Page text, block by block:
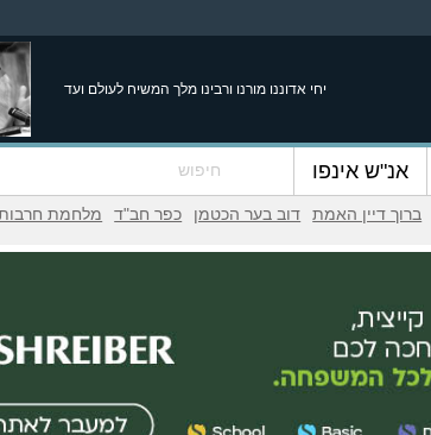
יחי אדוננו מורנו ורבינו מלך המשיח לעולם ועד
אנ"ש אינפו
ברוך דיין האמת דוב בער הכטמן כפר חב"ד מלחמת